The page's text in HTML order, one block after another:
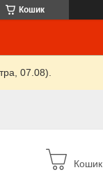
Кошик
07.08).
Кошик